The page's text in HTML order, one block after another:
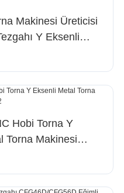
Makinesi Üreticisi
Y Eksenli
Hobi Torna Y
Torna Makinesi